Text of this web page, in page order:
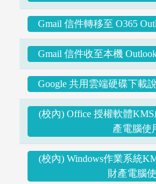
Gmail 信件轉移至 O365
Gmail 信件收至本機
Google 共用雲端硬碟下載
(校內) Office 授權軟體
產電腦使
(校內) Windows作業系統
財產電腦